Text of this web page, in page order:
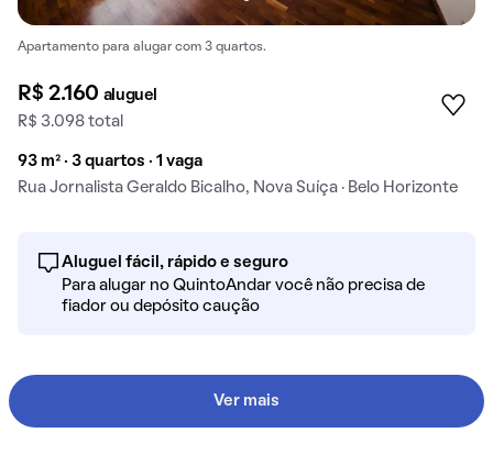
Apartamento para alugar com 3 quartos.
R$ 2.160 aluguel
R$ 3.098 total
93 m² · 3 quartos · 1 vaga
Rua Jornalista Geraldo Bicalho, Nova Suíça · Belo Horizonte
Aluguel fácil, rápido e seguro
Para alugar no QuintoAndar você não precisa de
fiador ou depósito caução
Ver mais